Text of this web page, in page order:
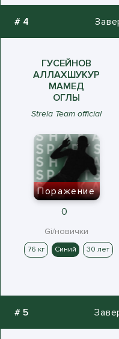
# 4
ГУСЕЙНОВ
АЛЛАХШУКУР
МАМЕД
ОГЛЫ
Strela Team official
Поражение
0
Gi/новички
76 кг Синий 30 лет
# 5